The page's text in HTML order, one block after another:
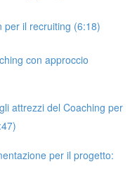
per il recruiting (6:18)
con approccio
attrezzi del Coaching per
per il progetto: